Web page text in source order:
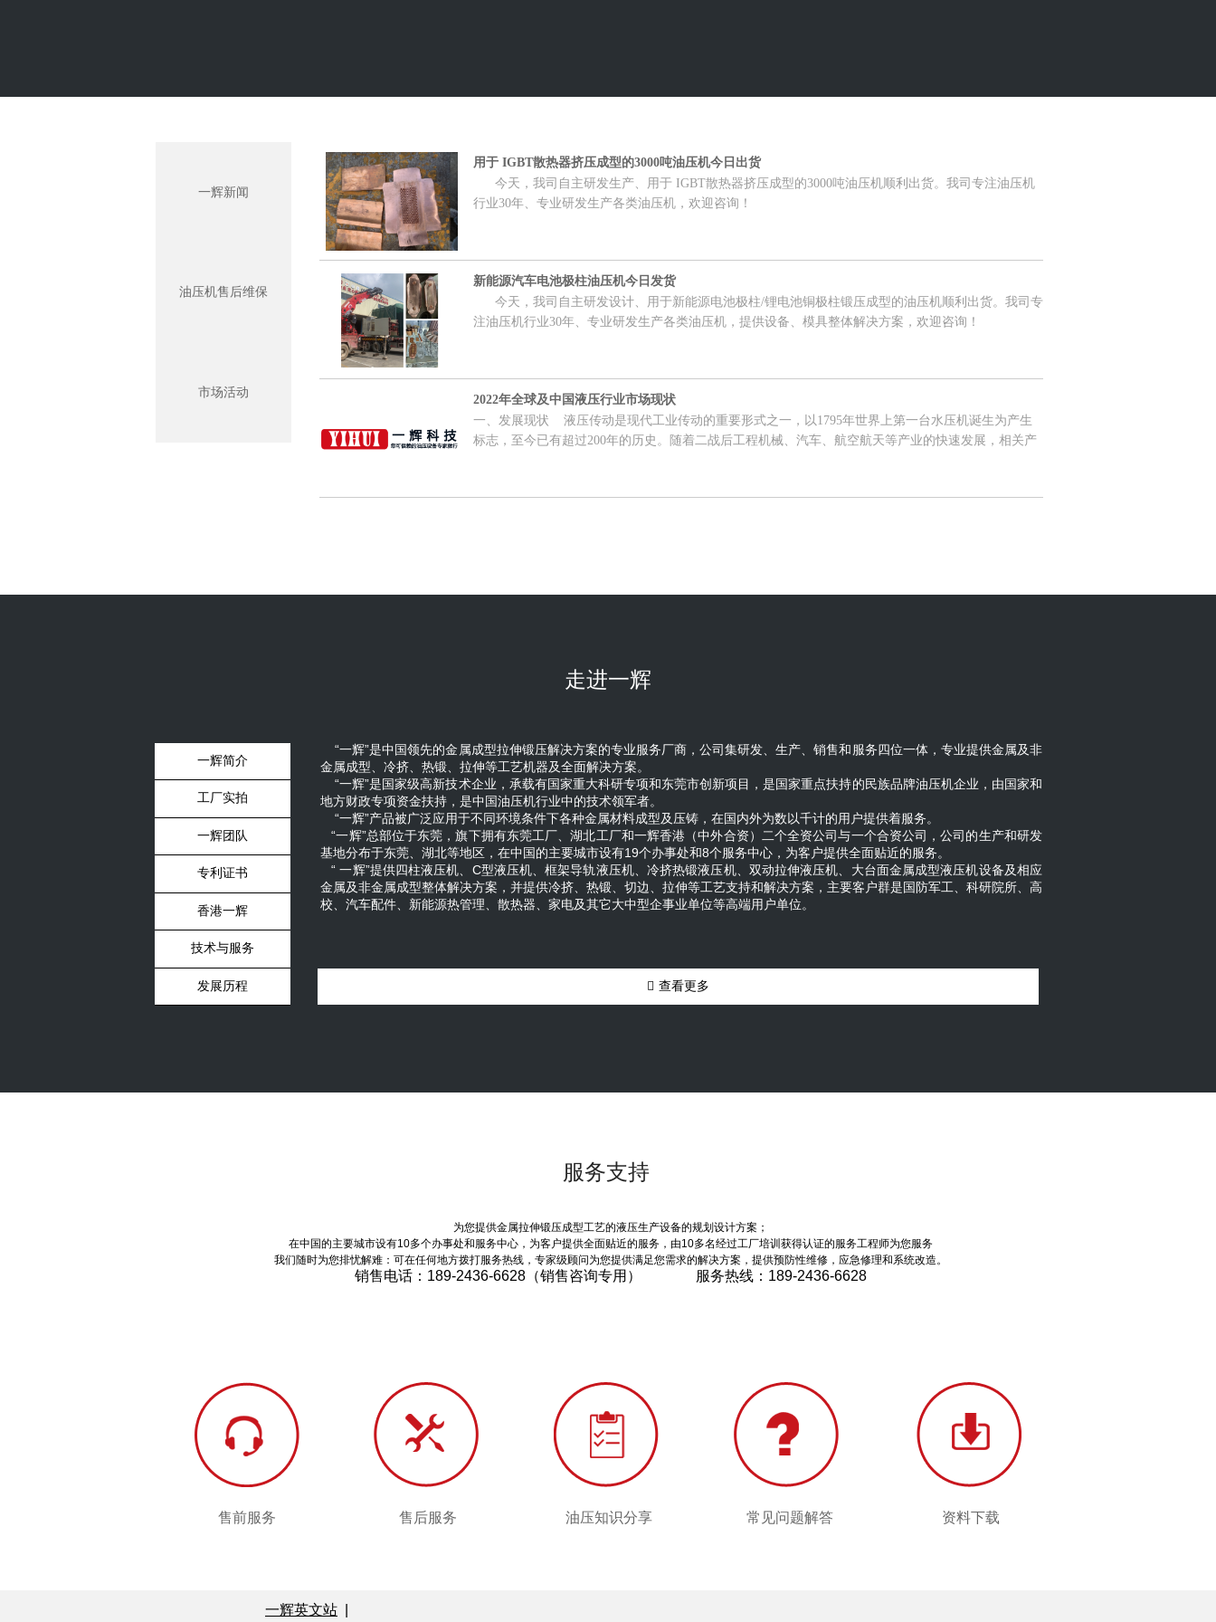
“一辉”是中国领先的金属成型拉伸锻压解决方案的专业服务厂商，公司集研发、生产、销售和服务四位一体，专业提供金属及非
金属成型、冷挤、热锻、拉伸等工艺机器及全面解决方案。
“一辉”是国家级高新技术企业，承载有国家重大科研专项和东莞市创新项目，是国家重点扶持的民族品牌油压机企业，由国家和
地方财政专项资金扶持，是中国油压机行业中的技术领军者。
“一辉”产品被广泛应用于不同环境条件下各种金属材料成型及压铸，在国内外为数以千计的用户提供着服务。
“一辉”总部位于东莞，旗下拥有东莞工厂、湖北工厂和一辉香港（中外合资）二个全资公司与一个合资公司，公司的生产和研发
基地分布于东莞、湖北等地区，在中国的主要城市设有19个办事处和8个服务中心，为客户提供全面贴近的服务。
“ 一辉”提供四柱液压机、C型液压机、框架导轨液压机、冷挤热锻液压机、双动拉伸液压机、大台面金属成型液压机设备及相应
金属及非金属成型整体解决方案，并提供冷挤、热锻、切边、拉伸等工艺支持和解决方案，主要客户群是国防军工、科研院所、高
校、汽车配件、新能源热管理、散热器、家电及其它大中型企事业单位等高端用户单位。
 查看更多
一辉简介
工厂实拍
一辉团队
专利证书
香港一辉
技术与服务
发展历程
走进一辉
一辉新闻
油压机售后维保
市场活动
用于 IGBT散热器挤压成型的3000吨油压机今日出货
今天，我司自主研发生产、用于 IGBT散热器挤压成型的3000吨油压机顺利出货。我司专注油压机
行业30年、专业研发生产各类油压机，欢迎咨询！
新能源汽车电池极柱油压机今日发货
今天，我司自主研发设计、用于新能源电池极柱/锂电池铜极柱锻压成型的油压机顺利出货。我司专
注油压机行业30年、专业研发生产各类油压机，提供设备、模具整体解决方案，欢迎咨询！
2022年全球及中国液压行业市场现状
一、发展现状 液压传动是现代工业传动的重要形式之一，以1795年世界上第一台水压机诞生为产生
标志，至今已有超过200年的历史。随着二战后工程机械、汽车、航空航天等产业的快速发展，相关产
域不断拓宽，全球液压行业已进入相对稳定、成熟的发展阶段，2021年全球液压行业市场规模达304.3
列入多项国家发展计划中，我国液压行业步入了快速发展阶段，2010-2021年，我国液压行业市场规模
的国家和地区，龙头企业包括德国博世力士乐、美国派克汉尼汾、丹麦丹佛斯及日本川崎重工等。凭借
传统制造强国庞大的本土市场和企业本身近百年的技术沉淀，上述企业几乎垄断了全球的高端液压件市
场，2020年上述四家公司市场份额约35%，短期内其市场地位难以被撼动。 我国本土液压生产企
业具有数量多、市场集中度较低的特点，据相关数据，截至2020年12月我国液压件生产企业数量为
1,042家，液压市场规模821亿元，国内前三大液压企业市场份额合计14.35%，前十大液压企业市场份额
不足20%。中国液压件和行业起步较晚，技术与世界先进水平存在差距，将产品质量和研发能力作为评
判指标，可以将国内企业划分为明显的四阶梯队。第四梯队主要是规模较小的中小企业，产品面向低端
市场，需求量大且质量要求低，价格竞争激烈。第三梯队是已具规模的国内企业，产品质量满足中低端
为您提供金属拉伸锻压成型工艺的液压生产设备的规划设计方案；
在中国的主要城市设有10多个办事处和服务中心，为客户提供全面贴近的服务，由10多名经过工厂培训获得认证的服务工程师为您服务
我们随时为您排忧解难：可在任何地方拨打服务热线，专家级顾问为您提供满足您需求的解决方案，提供预防性维修，应急修理和系统改造。
销售电话：189-2436-6628（销售咨询专用） 服务热线： 189-2436-6628
售前服务 按钮标题 资料下载
售后服务 常见问题解答
售前服务 售后服务 油压知识分享 常见问题解答 资料下载
服务支持
一辉英文站